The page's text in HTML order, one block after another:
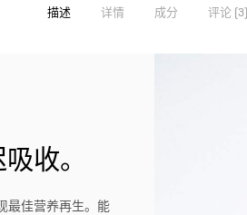
描述 详情 成分 评论 (3)
收。
最佳营养再生。能